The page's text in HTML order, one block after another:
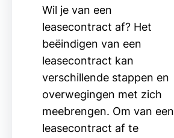
Wil je van een
leasecontract af? Het
beëindigen van een
leasecontract kan
verschillende stappen en
overwegingen met zich
meebrengen. Om van een
leasecontract af te